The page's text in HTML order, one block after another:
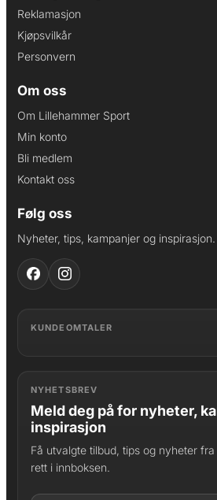
Reklamasjon
Kjøpsvilkår
Personvern
Om oss
Om Lillehammer Sport
Min konto
Bli medlem
Kontakt oss
Følg oss
Nyheter, tips, kampanjer og inspirasjon.
KUNDEOMTALER
NYHETSBREV
Meld deg på for nyheter,
inspirasjon
Få utvalgte tilbud, tips og nyheter
rett i innboksen.